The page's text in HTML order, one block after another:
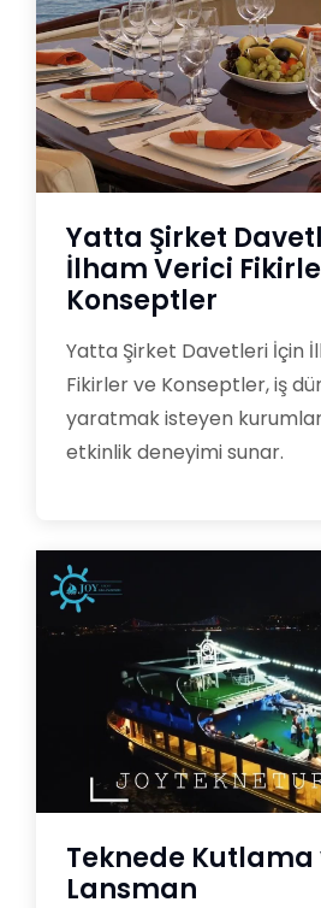
Yatta Şirket
İlham Verici
Konseptler
Yatta Şirket Davetleri İçin
Fikirler ve Konseptler, iş
yaratmak isteyen
etkinlik deneyimi sunar.
Teknede Kutlama
Lansman